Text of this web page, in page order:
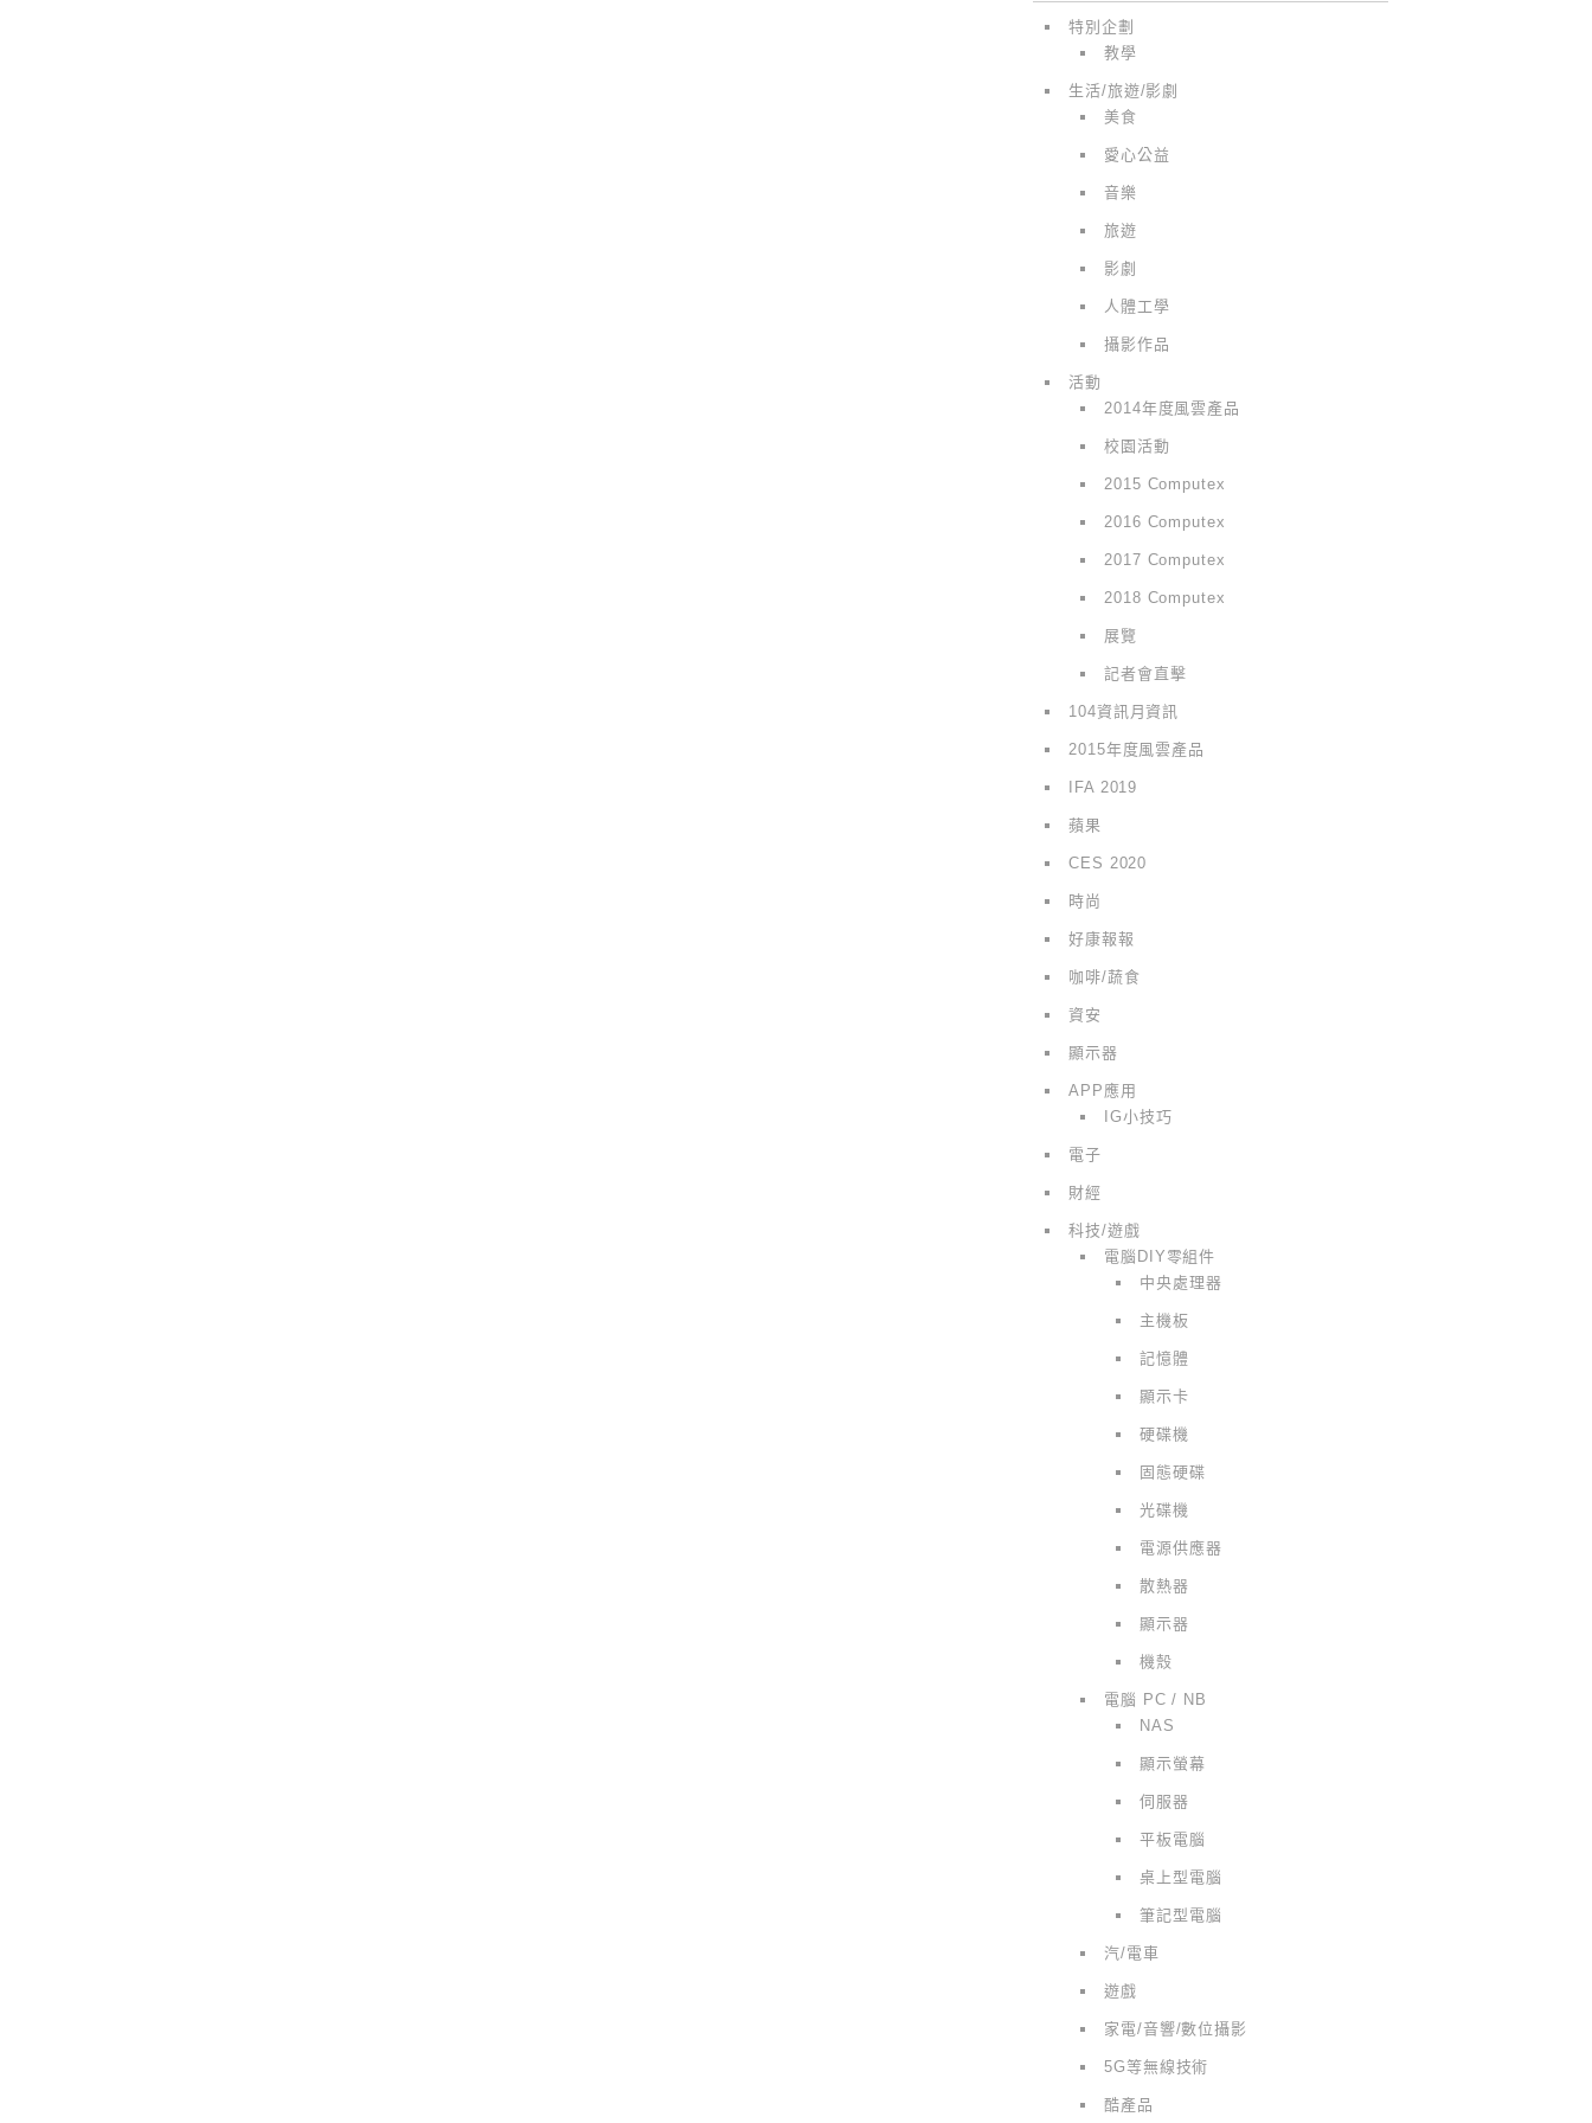
特別企劃
教學
生活/旅遊/影劇
美食
愛心公益
音樂
旅遊
影劇
人體工學
攝影作品
活動
2014年度風雲產品
校園活動
2015 Computex
2016 Computex
2017 Computex
2018 Computex
展覽
記者會直擊
104資訊月資訊
2015年度風雲產品
IFA 2019
蘋果
CES 2020
時尚
好康報報
咖啡/蔬食
資安
顯示器
APP應用
IG小技巧
電子
財經
科技/遊戲
電腦DIY零組件
中央處理器
主機板
記憶體
顯示卡
硬碟機
固態硬碟
光碟機
電源供應器
散熱器
顯示器
機殼
電腦 PC / NB
NAS
顯示螢幕
伺服器
平板電腦
桌上型電腦
筆記型電腦
汽/電車
遊戲
家電/音響/數位攝影
5G等無線技術
酷產品